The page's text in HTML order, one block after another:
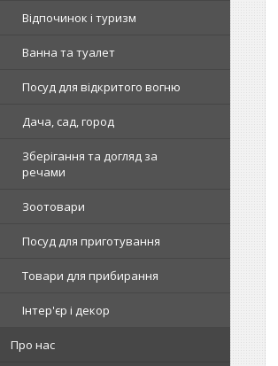
Відпочинок і туризм
Ванна та туалет
Посуд для відкритого вогню
Дача, сад, город
Зберігання та догляд за
речами
Зоотовари
Посуд для приготування
Товари для прибирання
Інтер'єр і декор
Про нас